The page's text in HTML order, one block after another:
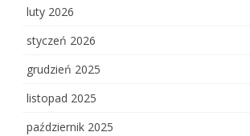
luty 2026
styczeń 2026
grudzień 2025
listopad 2025
październik 2025